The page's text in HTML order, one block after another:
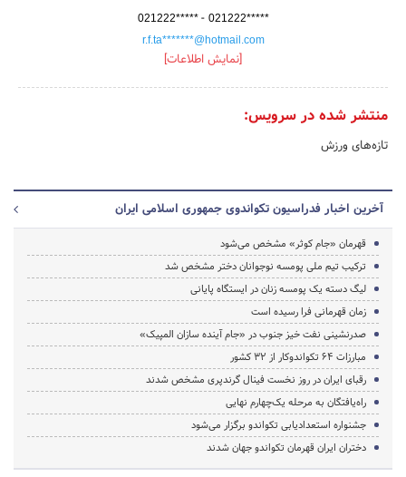
021222***** - 021222*****
r.f.ta*******@hotmail.com
[نمایش اطلاعات]
منتشر شده در سرویس:
تازه‌های ورزش
آخرین اخبار فدراسیون تکواندوی جمهوری اسلامی ایران
قهرمان «جام کوثر» مشخص می‌شود
ترکیب تیم ملی پومسه نوجوانان دختر مشخص شد
لیگ دسته یک پومسه زنان در ایستگاه پایانی
زمان قهرمانی فرا رسیده است
صدرنشینی نفت خیز جنوب در «جام آینده سازان المپیک»
مبارزات 64 تکواندوکار از 32 کشور
رقبای ایران در روز نخست فینال گرندپری مشخص شدند
راه‌یافتگان به مرحله یک‌چهارم نهایی
جشنواره استعدادیابی تکواندو برگزار می‌شود
دختران ایران قهرمان تکواندو جهان شدند